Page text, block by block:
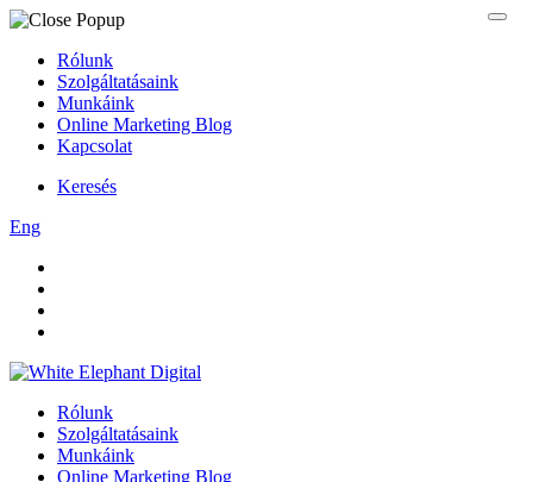
Rólunk
Szolgáltatásaink
Munkáink
Online Marketing Blog
Kapcsolat
Keresés
Eng
Rólunk
Szolgáltatásaink
Munkáink
Online Marketing Blog